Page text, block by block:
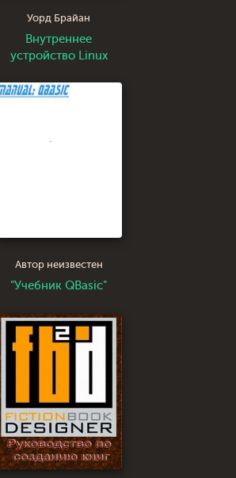
Уорд Брайан
Внутреннее
устройство Linux
Автор неизвестен
"Учебник QBasic"